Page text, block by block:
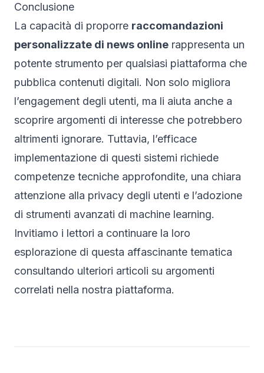
Conclusione
La capacità di proporre raccomandazioni
personalizzate di news online rappresenta un
potente strumento per qualsiasi piattaforma che
pubblica contenuti digitali. Non solo migliora
l’engagement degli utenti, ma li aiuta anche a
scoprire argomenti di interesse che potrebbero
altrimenti ignorare. Tuttavia, l’efficace
implementazione di questi sistemi richiede
competenze tecniche approfondite, una chiara
attenzione alla privacy degli utenti e l’adozione
di strumenti avanzati di machine learning.
Invitiamo i lettori a continuare la loro
esplorazione di questa affascinante tematica
consultando ulteriori articoli su argomenti
correlati nella nostra piattaforma.